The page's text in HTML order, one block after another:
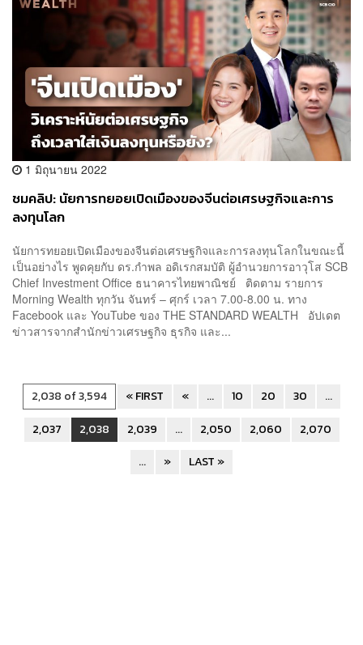
1 มิถุนายน 2022
ชมคลิป: นัยการทยอยเปิดเมืองของจีนต่อเศรษฐกิจและการ
ลงทุนโลก
นัยการทยอยเปิดเมืองของจีนต่อเศรษฐกิจและการลงทุนโลกในขณะนี้
เป็นอย่างไร พูดคุยกับ ดร.กำพล อดิเรกสมบัติ ผู้อำนวยการอาวุโส SCB
Chief Investment Office ธนาคารไทยพาณิชย์ ติดตาม รายการ
Morning Wealth ทุกวัน จันทร์ – ศุกร์ เวลา 7.00-8.00 น. ทาง
Facebook และ YouTube ของ THE STANDARD WEALTH อัปเดต
ข่าวสารจากสำนักข่าวเศรษฐกิจ ธุรกิจ และ...
2,038 of 3,594 « FIRST « ... 10 20 30
...
2,037
2,038 2,039 ... 2,050 2,060
2,070
...
» LAST »